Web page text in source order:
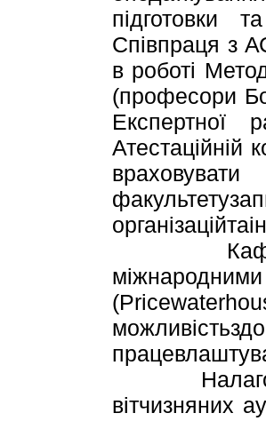
підготовки
Співпраця з
в роботі
(професори
Атестаційній
Кафедри
вітчизняних